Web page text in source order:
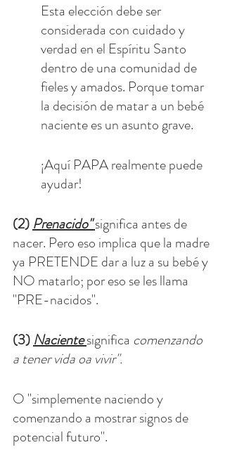
Esta elección debe ser
considerada con cuidado y
verdad en el Espíritu Santo
dentro de una comunidad de
fieles y amados. Porque tomar
la decisión de matar a un bebé
naciente es un asunto grave.
¡Aquí PAPA realmente puede
ayudar!
(2) Prenacido"significa antes de
nacer. Pero eso implica que la madre
ya PRETENDE dar a luz a su bebé y
NO matarlo; por eso se les llama
"PRE-nacidos".
(3) Nacientesignifica comenzando
a tener vida oa vivir".
O "simplemente naciendo y
comenzando a mostrar signos de
potencial futuro".